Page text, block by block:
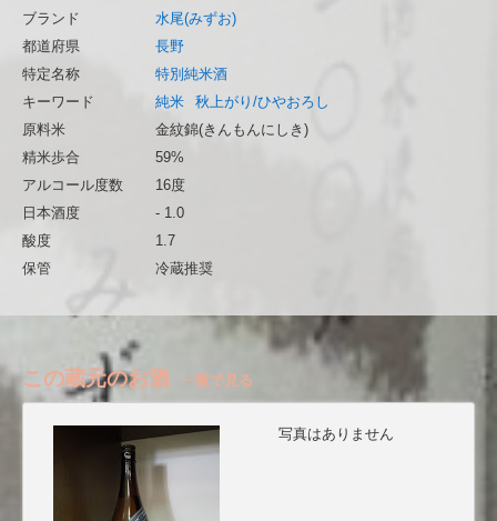
ブランド
水尾(みずお)
都道府県
長野
特定名称
特別純米酒
キーワード
純米
秋上がり/ひやおろし
原料米
金紋錦(きんもんにしき)
精米歩合
59%
アルコール度数
16度
日本酒度
- 1.0
酸度
1.7
保管
冷蔵推奨
この蔵元のお酒 一覧で見る
写真はありません